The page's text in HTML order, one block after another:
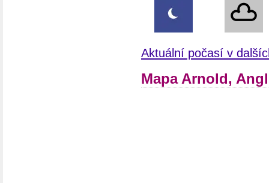
Aktuální počasí v
Mapa Arnold,